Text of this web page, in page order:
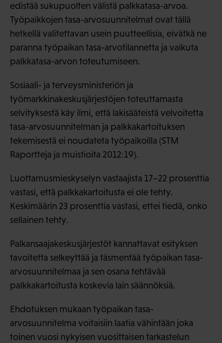
edistää sukupuolten välistä palkkatasa-arvoa.
Työpaikkojen tasa-arvosuunnitelmat ovat tällä
hetkellä valitettavan usein puutteellisia, eivätkä ne
paranna työpaikan tasa-arvotilannetta ja vaikuta
palkkatasa-arvon toteutumiseen.
Sosiaali- ja terveysministeriön ja
työmarkkinakeskusjärjestöjen toteuttamasta
selvityksestä käy ilmi, että lakisääteistä velvoitetta
tasa-arvosuunnitelman ja palkkakartoituksen
tekemisestä ei noudateta työpaikoilla (STM
Raportteja ja muistioita 2012:19).
Luottamusmieskyselyn vastaajista 17–22 prosenttia
vastasi, että palkkakartoitusta ei ole tehty.
Keskimäärin 23 prosenttia vastasi, ettei tiedä, onko
sellainen tehty.
Palkansaajakeskusjärjestöt kannattavat esityksen
tavoitetta selkeyttää ja täsmentää työpaikan tasa-
arvosuunnitelmaa ja sen osana tehtävää
palkkakartoitusta koskevia lain säännöksiä.
Ehdotuksen mukaan työpaikan tasa-
arvosuunnitelma voitaisiin laatia vähintään joka
toinen vuosi nykyisen vuosittaisen tarkastelun